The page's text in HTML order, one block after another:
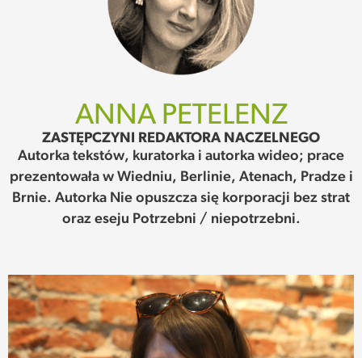
SUBIEKTYWNIE
SPOTKANIE
WEHIKUŁ CZASU
PRZESTRZENIE
SŁOWO
ANNA PETELENZ
ZASTĘPCZYNI REDAKTORA NACZELNEGO
Autorka tekstów, kuratorka i autorka wideo; prace
prezentowała w Wiedniu, Berlinie, Atenach, Pradze i
Brnie. Autorka Nie opuszcza się korporacji bez strat
oraz eseju Potrzebni / niepotrzebni.